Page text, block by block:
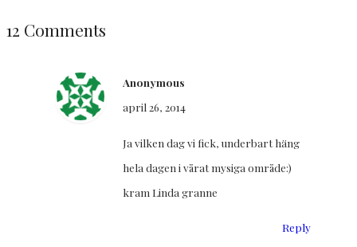
12 Comments
Anonymous
april 26, 2014
Ja vilken dag vi fick, underbart häng
hela dagen i vårat mysiga område:)
kram Linda granne
Reply